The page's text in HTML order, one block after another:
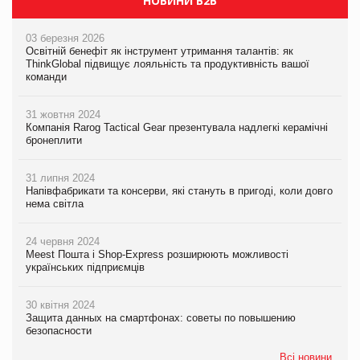
03 березня 2026
Освітній бенефіт як інструмент утримання талантів: як
ThinkGlobal підвищує лояльність та продуктивність вашої
команди
31 жовтня 2024
Компанія Rarog Tactical Gear презентувала надлегкі керамічні
бронеплити
31 липня 2024
Напівфабрикати та консерви, які стануть в пригоді, коли довго
нема світла
24 червня 2024
Meest Пошта і Shop-Express розширюють можливості
українських підприємців
30 квітня 2024
Защита данных на смартфонах: советы по повышению
безопасности
Всі новини